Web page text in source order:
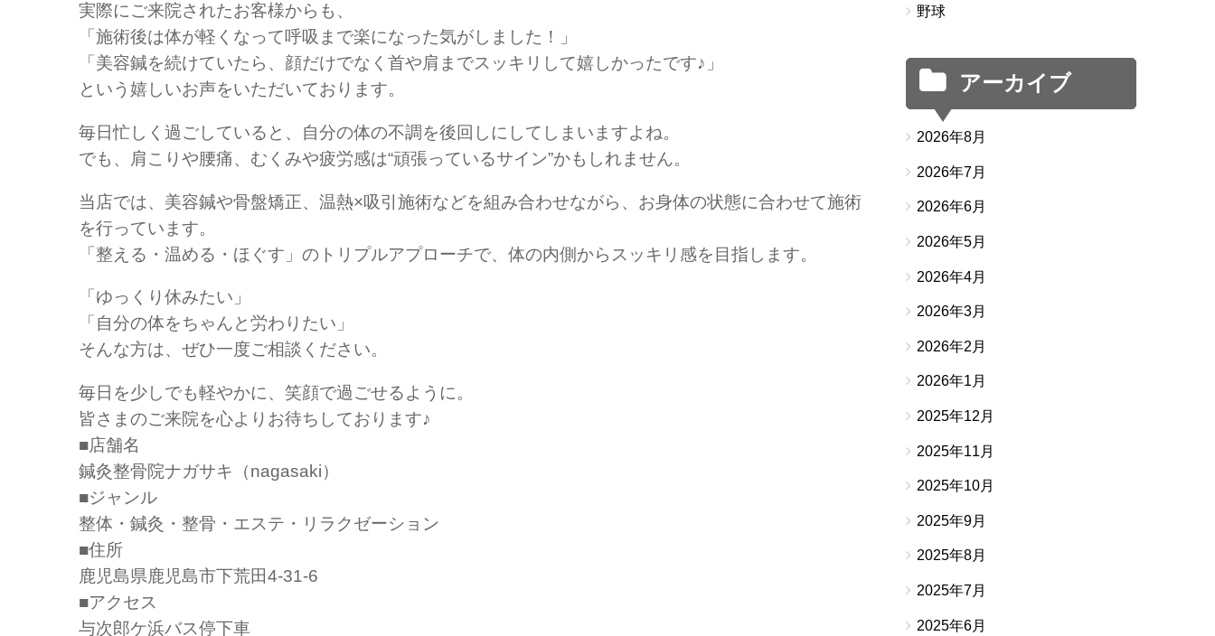
実際にご来院されたお客様からも、
「施術後は体が軽くなって呼吸まで楽になった気がしました！」
「美容鍼を続けていたら、顔だけでなく首や肩までスッキリして嬉しかったです♪」
という嬉しいお声をいただいております。
毎日忙しく過ごしていると、自分の体の不調を後回しにしてしまいますよね。
でも、肩こりや腰痛、むくみや疲労感は“頑張っているサイン”かもしれません。
当店では、美容鍼や骨盤矯正、温熱×吸引施術などを組み合わせながら、お身体の状態に合わせて施術
を行っています。
「整える・温める・ほぐす」のトリプルアプローチで、体の内側からスッキリ感を目指します。
「ゆっくり休みたい」
「自分の体をちゃんと労わりたい」
そんな方は、ぜひ一度ご相談ください。
毎日を少しでも軽やかに、笑顔で過ごせるように。
皆さまのご来院を心よりお待ちしております♪
■店舗名
鍼灸整骨院ナガサキ（nagasaki）
■ジャンル
整体・鍼灸・整骨・エステ・リラクゼーション
■住所
鹿児島県鹿児島市下荒田4-31-6
■アクセス
与次郎ケ浜バス停下車
野球
アーカイブ
2026年8月
2026年7月
2026年6月
2026年5月
2026年4月
2026年3月
2026年2月
2026年1月
2025年12月
2025年11月
2025年10月
2025年9月
2025年8月
2025年7月
2025年6月